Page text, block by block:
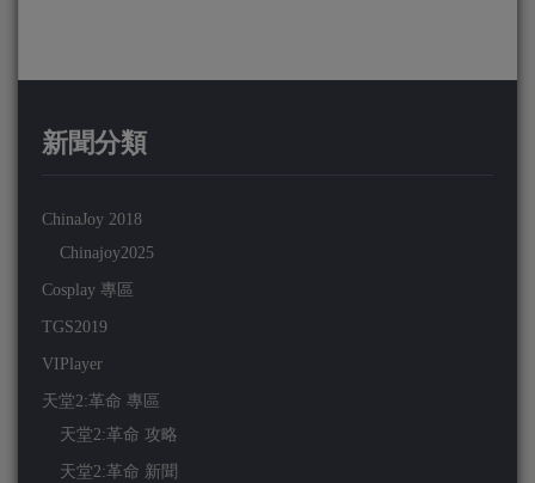
新聞分類
ChinaJoy 2018
Chinajoy2025
Cosplay 專區
TGS2019
VIPlayer
天堂2:革命 專區
天堂2:革命 攻略
天堂2:革命 新聞